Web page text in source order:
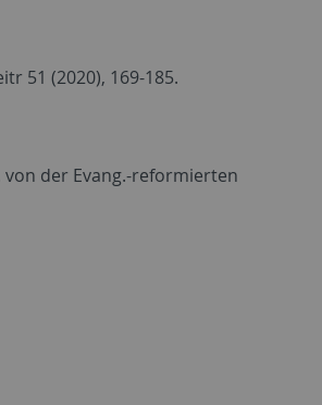
51 (2020), 169-185.
von der Evang.-reformierten